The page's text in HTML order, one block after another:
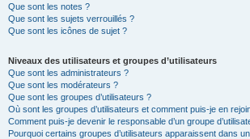
Que sont les notes ?
Que sont les sujets verrouillés ?
Que sont les icônes de sujet ?
Niveaux des utilisateurs et groupes d’utilisateurs
Que sont les administrateurs ?
Que sont les modérateurs ?
Que sont les groupes d’utilisateurs ?
Où sont les groupes d’utilisateurs et comment puis-je en
Comment puis-je devenir le responsable d’un groupe
Pourquoi certains groupes d’utilisateurs apparaissent dans